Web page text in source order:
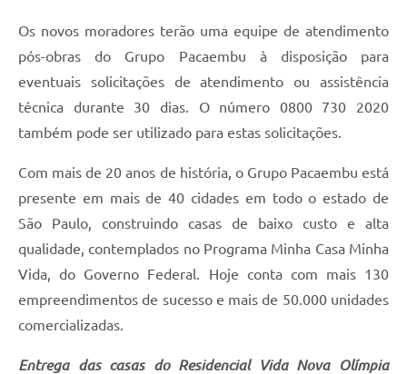
Os novos moradores terão uma equipe de atendimento
pós-obras do Grupo Pacaembu à disposição para
eventuais solicitações de atendimento ou assistência
técnica durante 30 dias. O número 0800 730 2020
também pode ser utilizado para estas solicitações.
Com mais de 20 anos de história, o Grupo Pacaembu está
presente em mais de 40 cidades em todo o estado de
São Paulo, construindo casas de baixo custo e alta
qualidade, contemplados no Programa Minha Casa Minha
Vida, do Governo Federal. Hoje conta com mais 130
empreendimentos de sucesso e mais de 50.000 unidades
comercializadas.
Entrega das casas do Residencial Vida Nova Olímpia